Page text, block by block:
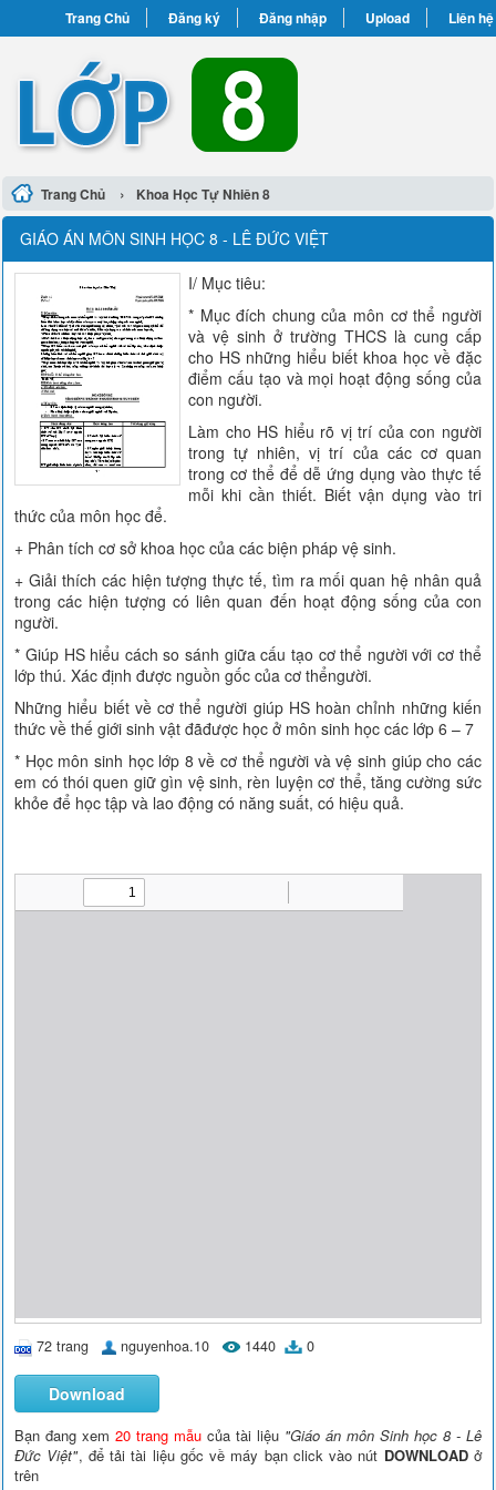
Trang Chủ Đăng ký Đăng nhập Upload Liên hệ
Trang Chủ › Khoa Học Tự Nhiên 8
GIÁO ÁN MÔN SINH HỌC 8 - LÊ ĐỨC VIỆT
I/ Mục tiêu:
* Mục đích chung của môn cơ thể người
và vệ sinh ở trường THCS là cung cấp
cho HS những hiểu biết khoa học về đặc
điểm cấu tạo và mọi hoạt động sống của
con người.
Làm cho HS hiểu rõ vị trí của con người
trong tự nhiên, vị trí của các cơ quan
trong cơ thể để dễ ứng dụng vào thực tế
mỗi khi cần thiết. Biết vận dụng vào tri
thức của môn học để.
+ Phân tích cơ sở khoa học của các biện pháp vệ sinh.
+ Giải thích các hiện tượng thực tế, tìm ra mối quan hệ nhân quả
trong các hiện tượng có liên quan đến hoạt động sống của con
người.
* Giúp HS hiểu cách so sánh giữa cấu tạo cơ thể người với cơ thể
lớp thú. Xác định được nguồn gốc của cơ thểngười.
Những hiểu biết về cơ thể người giúp HS hoàn chỉnh những kiến
thức về thế giới sinh vật đãđược học ở môn sinh học các lớp 6 – 7
* Học môn sinh học lớp 8 về cơ thể người và vệ sinh giúp cho các
em có thói quen giữ gìn vệ sinh, rèn luyện cơ thể, tăng cường sức
khỏe để học tập và lao động có năng suất, có hiệu quả.
72 trang nguyenhoa.10 1440 0
Download
Bạn đang xem20 trang mẫu của tài liệu "Giáo án môn Sinh học 8 - Lê
Đức Việt", để tải tài liệu gốc về máy bạn click vào nút DOWNLOADở
trên